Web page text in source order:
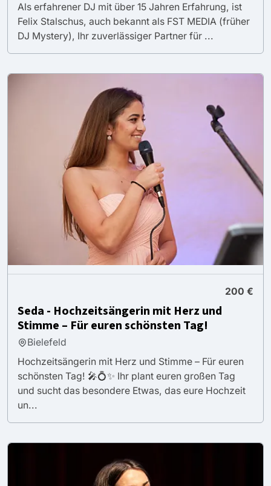
Als erfahrener DJ mit über 15 Jahren Erfahrung, ist
Felix Stalschus, auch bekannt als FST MEDIA (früher
DJ Mystery), Ihr zuverlässiger Partner für ...
200 €
Seda - Hochzeitsängerin mit Herz und
Stimme – Für euren schönsten Tag!
Bielefeld
Hochzeitsängerin mit Herz und Stimme – Für euren
schönsten Tag! 🎤💍✨ Ihr plant euren großen Tag
und sucht das besondere Etwas, das eure Hochzeit
un...